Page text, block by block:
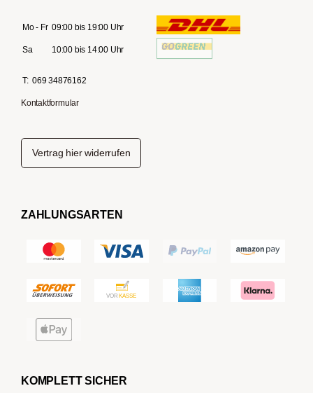
Mo - Fr 09:00 bis 19:00 Uhr
Sa 10:00 bis 14:00 Uhr
T: 069 34876162
Kontaktformular
Vertrag hier widerrufen
ZAHLUNGSARTEN
KOMPLETT SICHER